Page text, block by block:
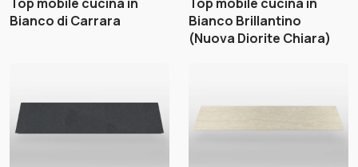
Bianco di Carrara
Bianco Brillantino
(Nuova Diorite Chiara)